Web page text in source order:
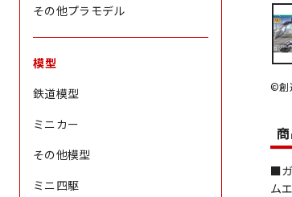
その他プラモデル
模型
鉄道模型
ミニカー
その他模型
ミニ四駆
©創
■ガ
ム